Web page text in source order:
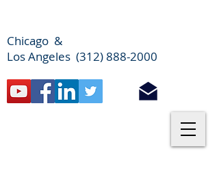
Chicago &
Los Angeles (312) 888-2000